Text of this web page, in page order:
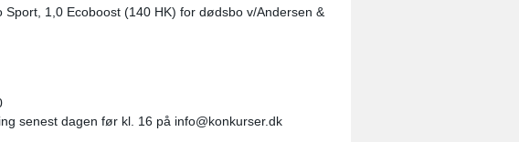
1,0 Ecoboost (140 HK) for dødsbo v/Andersen &
senest dagen før kl. 16 på info@konkurser.dk